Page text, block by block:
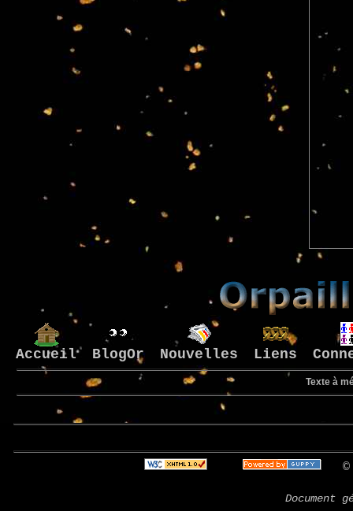
Accueil BlogOr Nouvelles Liens
Texte à
©
Document